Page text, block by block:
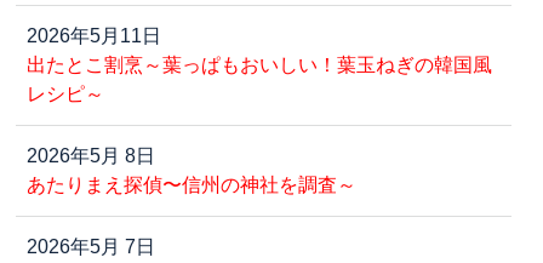
2026年5月11日
出たとこ割烹～葉っぱもおいしい！葉玉ねぎの韓国風
レシピ～
2026年5月 8日
あたりまえ探偵〜信州の神社を調査～
2026年5月 7日